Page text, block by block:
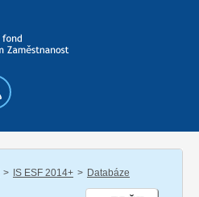
IS ESF 2014+
Databáze